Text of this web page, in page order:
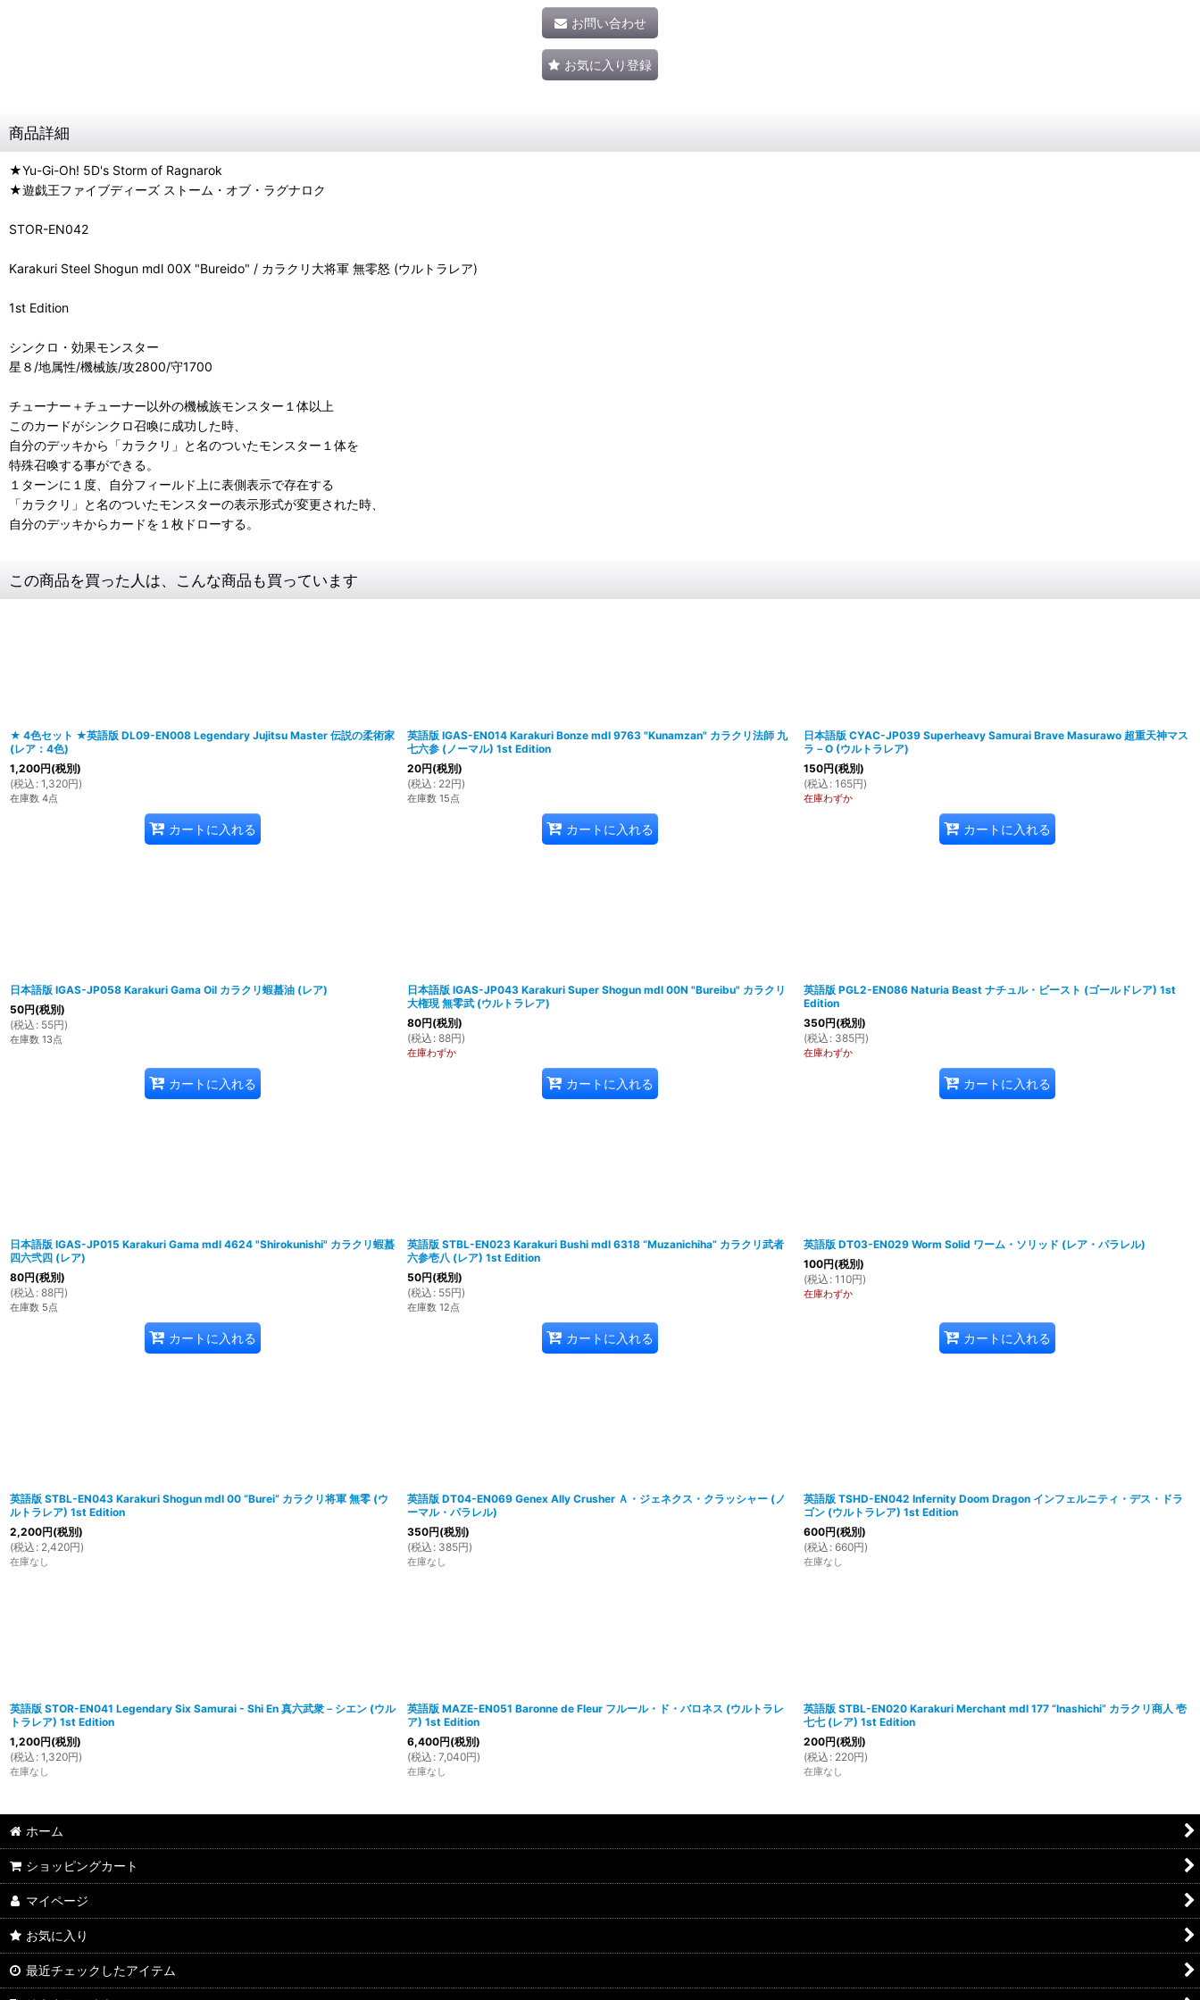
お問い合わせ
お気に入り登録
商品詳細
★Yu-Gi-Oh! 5D's Storm of Ragnarok
★遊戯王ファイブディーズ ストーム・オブ・ラグナロク
STOR-EN042
Karakuri Steel Shogun mdl 00X "Bureido" / カラクリ大将軍 無零怒 (ウルトラレア)
1st Edition
シンクロ・効果モンスター
星８/地属性/機械族/攻2800/守1700
チューナー＋チューナー以外の機械族モンスター１体以上
このカードがシンクロ召喚に成功した時、
自分のデッキから「カラクリ」と名のついたモンスター１体を
特殊召喚する事ができる。
１ターンに１度、自分フィールド上に表側表示で存在する
「カラクリ」と名のついたモンスターの表示形式が変更された時、
自分のデッキからカードを１枚ドローする。
この商品を買った人は、こんな商品も買っています
★ 4色セット ★英語版 DL09-EN008 Legendary Jujitsu Master 伝説の柔術家
(レア：4色)
1,200円(税別)
(税込 : 1,320円)
在庫数 4点
カートに入れる
英語版 IGAS-EN014 Karakuri Bonze mdl 9763 "Kunamzan" カラクリ法師 九
七六参 (ノーマル) 1st Edition
20円(税別)
(税込 : 22円)
在庫数 15点
カートに入れる
日本語版 CYAC-JP039 Superheavy Samurai Brave Masurawo 超重天神マス
ラ－O (ウルトラレア)
150円(税別)
(税込 : 165円)
在庫わずか
カートに入れる
日本語版 IGAS-JP058 Karakuri Gama Oil カラクリ蝦蟇油 (レア)
50円(税別)
(税込 : 55円)
在庫数 13点
カートに入れる
日本語版 IGAS-JP043 Karakuri Super Shogun mdl 00N "Bureibu" カラクリ
大権現 無零武 (ウルトラレア)
80円(税別)
(税込 : 88円)
在庫わずか
カートに入れる
英語版 PGL2-EN086 Naturia Beast ナチュル・ビースト (ゴールドレア) 1st
Edition
350円(税別)
(税込 : 385円)
在庫わずか
カートに入れる
日本語版 IGAS-JP015 Karakuri Gama mdl 4624 "Shirokunishi" カラクリ蝦蟇
四六弐四 (レア)
80円(税別)
(税込 : 88円)
在庫数 5点
カートに入れる
英語版 STBL-EN023 Karakuri Bushi mdl 6318 “Muzanichiha” カラクリ武者
六参壱八 (レア) 1st Edition
50円(税別)
(税込 : 55円)
在庫数 12点
カートに入れる
英語版 DT03-EN029 Worm Solid ワーム・ソリッド (レア・パラレル)
100円(税別)
(税込 : 110円)
在庫わずか
カートに入れる
英語版 STBL-EN043 Karakuri Shogun mdl 00 “Burei” カラクリ将軍 無零 (ウ
ルトラレア) 1st Edition
2,200円(税別)
(税込 : 2,420円)
在庫なし
英語版 DT04-EN069 Genex Ally Crusher Ａ・ジェネクス・クラッシャー (ノ
ーマル・パラレル)
350円(税別)
(税込 : 385円)
在庫なし
英語版 TSHD-EN042 Infernity Doom Dragon インフェルニティ・デス・ドラ
ゴン (ウルトラレア) 1st Edition
600円(税別)
(税込 : 660円)
在庫なし
英語版 STOR-EN041 Legendary Six Samurai - Shi En 真六武衆－シエン (ウル
トラレア) 1st Edition
1,200円(税別)
(税込 : 1,320円)
在庫なし
英語版 MAZE-EN051 Baronne de Fleur フルール・ド・バロネス (ウルトラレ
ア) 1st Edition
6,400円(税別)
(税込 : 7,040円)
在庫なし
英語版 STBL-EN020 Karakuri Merchant mdl 177 “Inashichi” カラクリ商人 壱
七七 (レア) 1st Edition
200円(税別)
(税込 : 220円)
在庫なし
ホーム
ショッピングカート
マイページ
お気に入り
最近チェックしたアイテム